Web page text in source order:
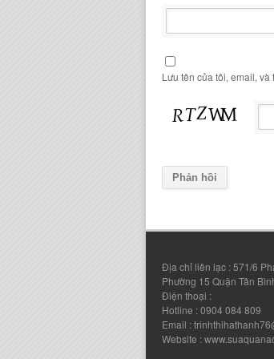
Lưu tên của tôi, email,
Địa chỉ liên lạc : 571/6
Phường 15 Quận Tân
Điện thoại :
Hotline : 0904 084 809
Email :
Website :